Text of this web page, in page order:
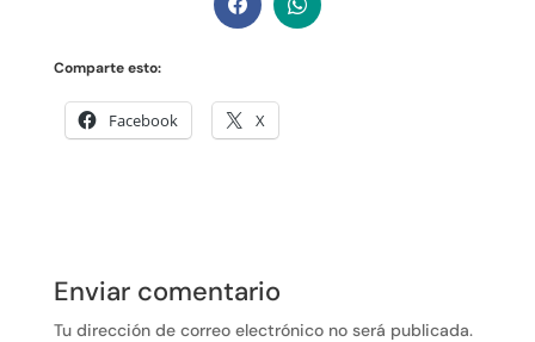
Comparte esto:
Facebook X
Enviar comentario
Tu dirección de correo electrónico no será publicada.